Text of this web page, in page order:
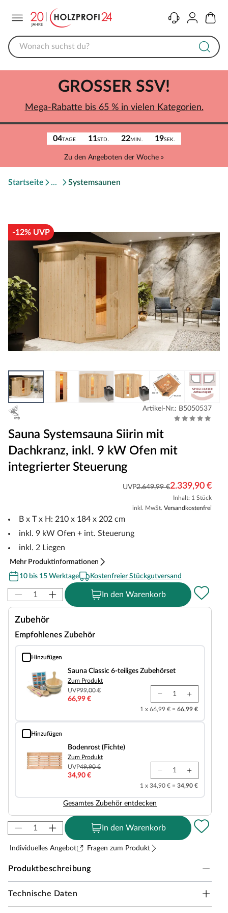
KontaktKonto
04TAGE 11STD. 22MIN. 19SEK.
Zu den Angeboten der Woche »
GROSSER SSV!
Mega-Rabatte bis 65 % in vielen Kategorien.
Startseite Systemsaunen
-12% UVP
Artikel-Nr.: B5050537
Sauna Systemsauna Siirin mit
Dachkranz, inkl. 9 kW Ofen mit
integrierter Steuerung
UVP2.649,99 €2.339,90 €
Inhalt: 1 Stück
inkl. MwSt. Versandkostenfrei
B x T x H: 210 x 184 x 202 cm
inkl. 9 kW Ofen + int. Steuerung
inkl. 2 Liegen
Mehr Produktinformationen
10 bis 15 Werktage
Kostenfreier Stückgutversand
In den Warenkorb
Zubehör
Empfohlenes Zubehör
Hinzufügen
Sauna Classic 6-teiliges Zubehörset
Sauna Classic 6-teiliges Zubehörset
Zum Produkt
UVP99,00 €
66,99 €
1 x 66,99 € = 66,99 €
Hinzufügen
Bodenrost (Fichte)
Bodenrost (Fichte)
Zum Produkt
UVP49,90 €
34,90 €
1 x 34,90 € = 34,90 €
Gesamtes Zubehör entdecken
In den Warenkorb
Individuelles Angebot Fragen zum Produkt
Produktbeschreibung
Sicherheitshinweise
Technische Daten